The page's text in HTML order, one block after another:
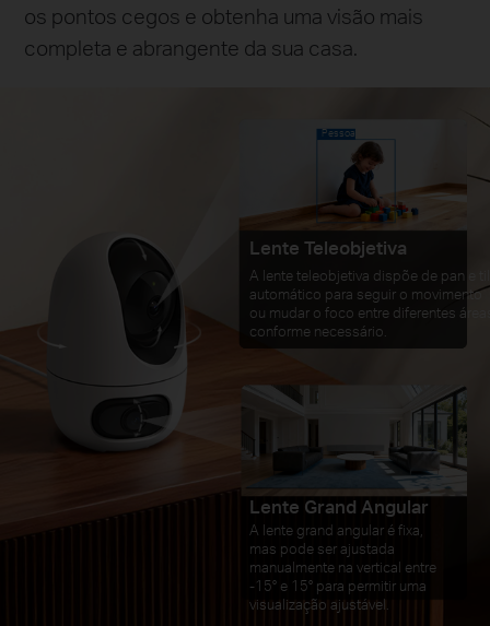
os pontos cegos e obtenha uma visão mais
completa e abrangente da sua casa.
Lente Teleobjetiva
Pessoa
A lente teleobjetiva dispõe de pan e
automático para seguir o movimento
ou mudar o foco entre diferentes
conforme necessário.
Lente Grand Angular
A lente grand angular é fixa,
mas pode ser ajustada
manualmente na vertical entre
-15° e 15° para permitir uma
visualização ajustável.